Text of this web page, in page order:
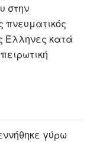
στην
πνευματικός
Έλληνες κατά
γύρω